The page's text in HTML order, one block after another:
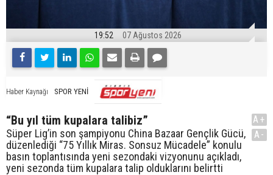
19:52 07 Ağustos 2026
Haber Kaynağı SPOR YENİ
“Bu yıl tüm kupalara talibiz”
Süper Lig’in son şampiyonu China Bazaar Gençlik Gücü,
düzenlediği “75 Yıllık Miras. Sonsuz Mücadele” konulu
basın toplantısında yeni sezondaki vizyonunu açıkladı,
yeni sezonda tüm kupalara talip olduklarını belirtti
A+
A-